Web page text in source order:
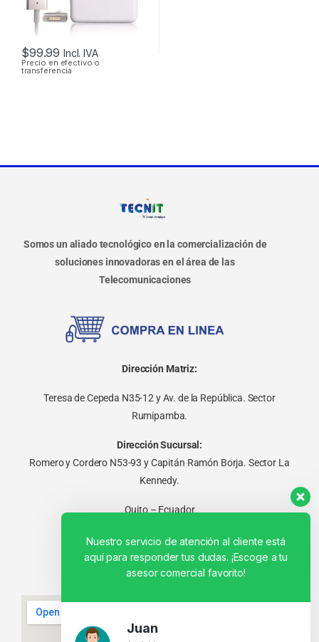
$99.99 Incl. IVA
Precio en efectivo o
transferencia
Somos un aliado tecnológico en la comercialización de
soluciones innovadoras en el área de las
Telecomunicaciones
Dirección Matriz:
Teresa de Cepeda N35-12 y Av. de la República. Sector
Rumipamba.
Dirección Sucursal:
Romero y Cordero N53-93 y Capitán Ramón Borja. Sector La
Kennedy.
Quito – Ecuador
Nuestro servicio de atención al cliente está
aquí para responder tus dudas. ¡Escoge a tu
asesor comercial favorito!
Juan